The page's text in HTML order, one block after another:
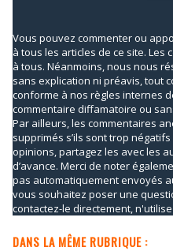
Vous pouvez commenter ou
à tous les articles de ce site.
à tous. Néanmoins, nous nous
sans explication ni préavis, tout
conforme à nos règles internes
commentaire diffamatoire ou
Par ailleurs, les commentaires
supprimés s’ils sont trop
opinions, partagez les avec les
d’avance. Merci de noter
pas automatiquement envoyés
vous souhaitez poser une
contactez-le directement,
DANS LA MÊME RUBRIQUE :